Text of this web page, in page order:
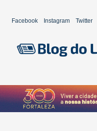
Facebook Instagram Twitter